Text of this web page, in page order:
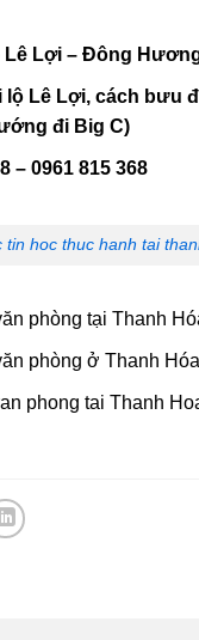
Lê Lợi – Đông
Lê Lợi, cách bưu
đi Big C)
– 0961 815 368
tin hoc thuc hanh tai
phòng tại Thanh
phòng ở Thanh Hóa
phong tai Thanh